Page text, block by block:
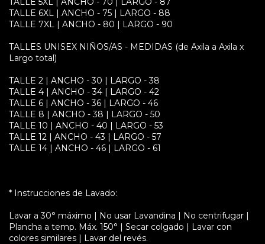
TALLE 6XL | ANCHO - 75 | LARGO - 88
TALLE 7XL | ANCHO - 80 | LARGO - 90
TALLES UNISEX NIÑOS/AS - MEDIDAS (de Axila a Axila x
Largo total)
TALLE 2 | ANCHO - 30 | LARGO - 38
TALLE 4 | ANCHO - 34 | LARGO - 42
TALLE 6 | ANCHO - 36 | LARGO - 46
TALLE 8 | ANCHO - 38 | LARGO - 50
TALLE 10 | ANCHO - 40 | LARGO - 53
TALLE 12 | ANCHO - 43 | LARGO - 57
TALLE 14 | ANCHO - 46 | LARGO - 61
* Instrucciones de Lavado:
Lavar a 30° máximo | No usar Lavandina | No centrifugar |
Plancha a temp. Máx. 150° | Secar colgado | Lavar con
colores similares | Lavar del revés.